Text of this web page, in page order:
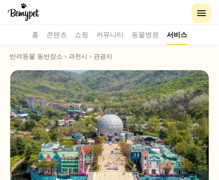
홈 콘텐츠 쇼핑 커뮤니티 동물병원 서비스
반려동물 동반장소 › 과천시 › 관광지